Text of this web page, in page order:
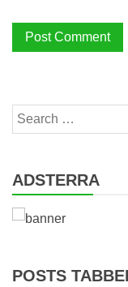
Search
for:
ADSTERRA
POSTS